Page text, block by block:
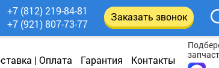
| Оплата Гарантия Контакты
+7 (812) 219-84-81
+7 (921) 807-73-77
Заказать звонок